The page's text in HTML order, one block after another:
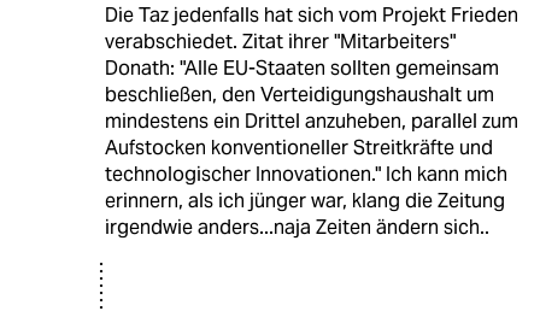
Die Taz jedenfalls hat sich vom Projekt Frieden
verabschiedet. Zitat ihrer "Mitarbeiters"
Donath: "Alle EU-Staaten sollten gemeinsam
beschließen, den Verteidigungshaushalt um
mindestens ein Drittel anzuheben, parallel zum
Aufstocken konventioneller Streitkräfte und
technologischer Innovationen." Ich kann mich
erinnern, als ich jünger war, klang die Zeitung
irgendwie anders...naja Zeiten ändern sich..